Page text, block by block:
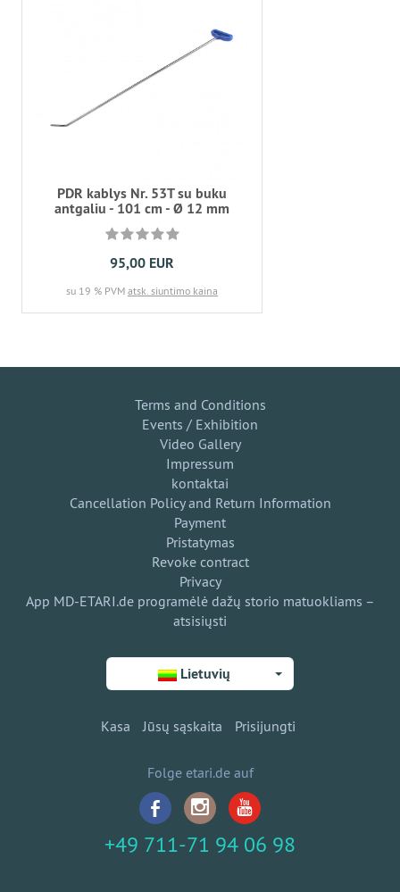
PDR kablys Nr. 53T su buku
antgaliu - 101 cm - Ø 12 mm
95,00 EUR
su 19 % PVM atsk. siuntimo kaina
Terms and Conditions
Events / Exhibition
Video Gallery
Impressum
kontaktai
Cancellation Policy and Return Information
Payment
Pristatymas
Revoke contract
Privacy
App MD-ETARI.de programėlė dažų storio matuokliams –
atsisiųsti
Lietuvių
Kasa Jūsų sąskaita Prisijungti
Folge etari.de auf
+49 711-71 94 06 98